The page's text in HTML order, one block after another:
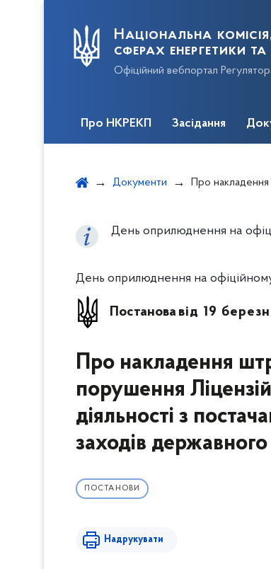
Національна
сферах енергетики
Офіційний вебпортал
Про НКРЕКП Засідання
Документи Про накладення штрафу на ТОВ "ЕНЕРГОСИНТЕЗ" за порушення
День оприлюднення на
День оприлюднення на
Постанова від 19
Про накладення
порушення
діяльності з
заходів
ПОСТАНОВИ
Надрукувати